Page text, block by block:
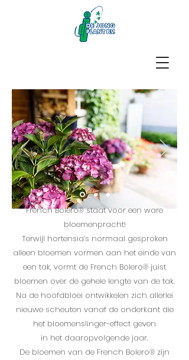
French Bolero® staat voor een ware
bloemenpracht!
Terwijl hortensia’s normaal gesproken
alleen bloemen vormen aan het einde van
een tak, vormt de French Bolero® juist
bloemen over de gehele lengte van de tak.
Na de hoofdbloei ontwikkelen zich allerlei
nieuwe scheuten vanaf de onderkant die
het bloemenslinger-effect geven
in het daaropvolgende jaar.
De bloemen van de French Bolero® zijn